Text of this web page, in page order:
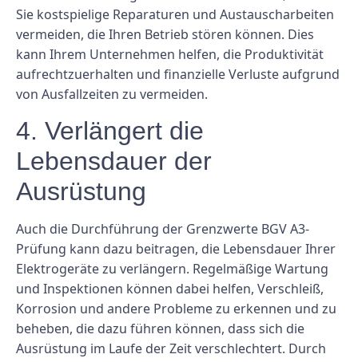
Sie kostspielige Reparaturen und Austauscharbeiten
vermeiden, die Ihren Betrieb stören können. Dies
kann Ihrem Unternehmen helfen, die Produktivität
aufrechtzuerhalten und finanzielle Verluste aufgrund
von Ausfallzeiten zu vermeiden.
4. Verlängert die
Lebensdauer der
Ausrüstung
Auch die Durchführung der Grenzwerte BGV A3-
Prüfung kann dazu beitragen, die Lebensdauer Ihrer
Elektrogeräte zu verlängern. Regelmäßige Wartung
und Inspektionen können dabei helfen, Verschleiß,
Korrosion und andere Probleme zu erkennen und zu
beheben, die dazu führen können, dass sich die
Ausrüstung im Laufe der Zeit verschlechtert. Durch